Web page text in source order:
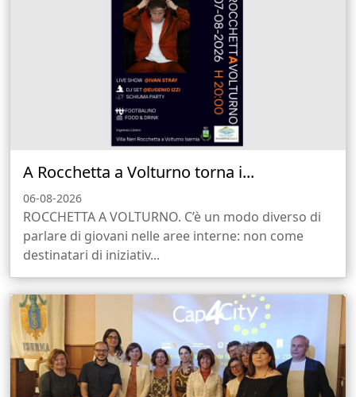
A Rocchetta a Volturno torna i...
06-08-2026
ROCCHETTA A VOLTURNO. C’è un modo diverso di
parlare di giovani nelle aree interne: non come
destinatari di iniziativ...